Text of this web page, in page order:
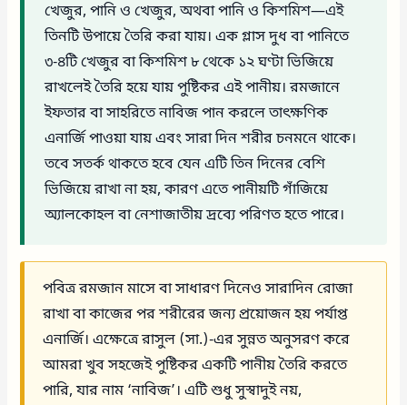
খেজুর, পানি ও খেজুর, অথবা পানি ও কিশমিশ—এই
তিনটি উপায়ে তৈরি করা যায়। এক গ্লাস দুধ বা পানিতে
৩-৪টি খেজুর বা কিশমিশ ৮ থেকে ১২ ঘণ্টা ভিজিয়ে
রাখলেই তৈরি হয়ে যায় পুষ্টিকর এই পানীয়। রমজানে
ইফতার বা সাহরিতে নাবিজ পান করলে তাৎক্ষণিক
এনার্জি পাওয়া যায় এবং সারা দিন শরীর চনমনে থাকে।
তবে সতর্ক থাকতে হবে যেন এটি তিন দিনের বেশি
ভিজিয়ে রাখা না হয়, কারণ এতে পানীয়টি গাঁজিয়ে
অ্যালকোহল বা নেশাজাতীয় দ্রব্যে পরিণত হতে পারে।
পবিত্র রমজান মাসে বা সাধারণ দিনেও সারাদিন রোজা
রাখা বা কাজের পর শরীরের জন্য প্রয়োজন হয় পর্যাপ্ত
এনার্জি। এক্ষেত্রে রাসুল (সা.)-এর সুন্নত অনুসরণ করে
আমরা খুব সহজেই পুষ্টিকর একটি পানীয় তৈরি করতে
পারি, যার নাম ‘নাবিজ’। এটি শুধু সুস্বাদুই নয়,